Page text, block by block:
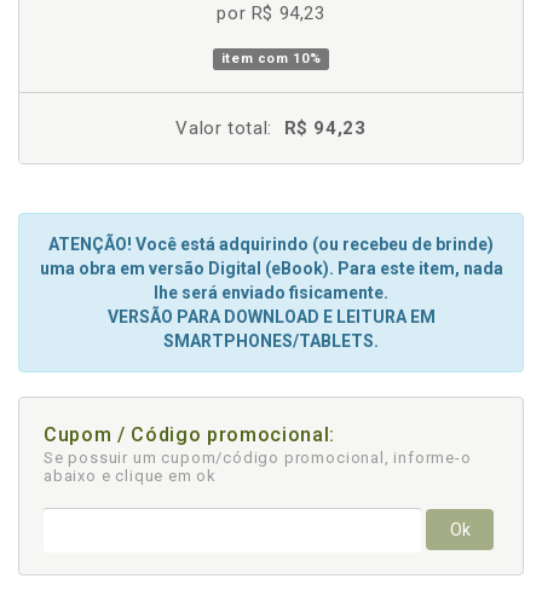
por R$ 94,23
item com 10%
Valor total: R$ 94,23
ATENÇÃO! Você está adquirindo (ou recebeu de brinde)
uma obra em versão Digital (eBook). Para este item, nada
lhe será enviado fisicamente.
VERSÃO PARA DOWNLOAD E LEITURA EM
SMARTPHONES/TABLETS.
Cupom / Código promocional:
Se possuir um cupom/código promocional, informe-o
abaixo e clique em ok
Ok